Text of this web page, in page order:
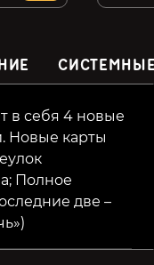
в себя 4 новые
Новые карты
Полное
две –